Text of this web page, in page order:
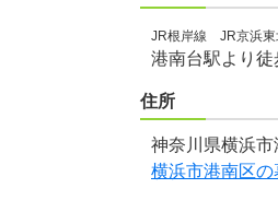
JR根岸線 JR京浜東
港南台駅より徒
住所
神奈川県横浜
横浜市港南区